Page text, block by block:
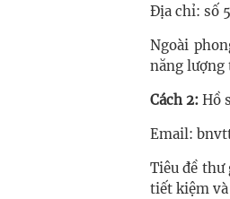
Địa chỉ: số
Ngoài
năng lượng
Cách 2: Hồ
Email:
Tiêu đề
tiết kiệm